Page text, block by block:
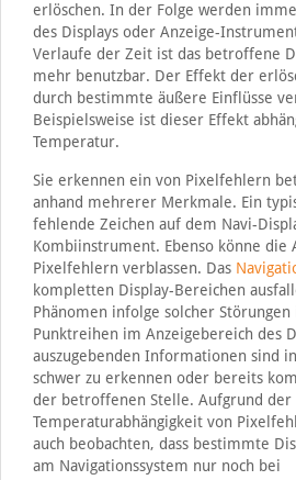
erlöschen. In der Folge werden
des Displays oder Anzeige-
Verlaufe der Zeit ist das betroffene
mehr benutzbar. Der Effekt der
durch bestimmte äußere Einflüsse
Beispielsweise ist dieser Effekt
Temperatur.
Sie erkennen ein von Pixelfehlern
anhand mehrerer Merkmale. Ein
fehlende Zeichen auf dem Navi-
Kombiinstrument. Ebenso könne die
Pixelfehlern verblassen. Das
kompletten Display-Bereichen
Phänomen infolge solcher Störungen
Punktreihen im Anzeigebereich des
auszugebenden Informationen sind
schwer zu erkennen oder bereits
der betroffenen Stelle. Aufgrund der
Temperaturabhängigkeit von
auch beobachten, dass bestimmte
am Navigationssystem nur noch bei